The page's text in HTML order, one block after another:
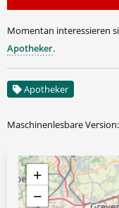
Momentan interessieren
Apotheker.
Apotheker
Maschinenlesbare Version:
+
−